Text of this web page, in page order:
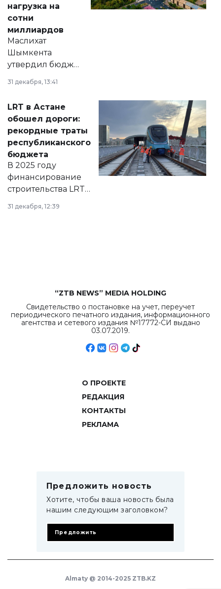
нагрузка на
сотни
миллиардов
Маслихат
Шымкента
утвердил бюджет
города на 2026–
2028 годы.
документ
появился в базе
нормативных
правовых актов и
на сайте маслихат
города.
31 декабря, 13:41
LRT в Астане
обошел дороги:
рекордные траты
республиканского
бюджета
В 2025 году
финансирование
строительства LRT
в Астане из
республиканского
31 декабря, 12:39
“ZTB NEWS” MEDIA HOLDING
Свидетельство о постановке на учет, переучет
периодического печатного издания, информационного
агентства и сетевого издания №17772-СИ выдано
03.07.2019.
О ПРОЕКТЕ
РЕДАКЦИЯ
КОНТАКТЫ
РЕКЛАМА
Предложить новость
Хотите, чтобы ваша новость была
нашим следующим заголовком?
Предложить
Almaty @ 2014-2025 ZTB.KZ